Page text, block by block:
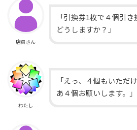
店員さん
「引換券1枚で４個引き
どうしますか？」
わたし
「えっ、４個もいただ
あ４個お願いします。」